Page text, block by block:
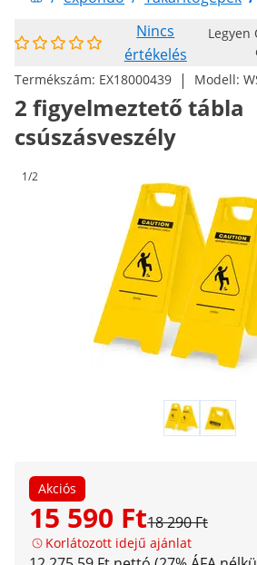
Nincs
értékelés
Legyen
Termékszám: EX18000439 | Modell:
2 figyelmeztető tábla
csúszásveszély
1/2
Akciós
15 590 Ft18 290 Ft
Korlátozott idejű ajánlat